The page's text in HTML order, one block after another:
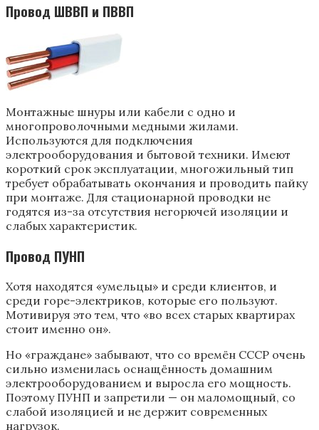
Провод ШВВП и ПВВП
Монтажные шнуры или кабели с одно и
многопроволочными медными жилами.
Используются для подключения
электрооборудования и бытовой техники. Имеют
короткий срок эксплуатации, многожильный тип
требует обрабатывать окончания и проводить пайку
при монтаже. Для стационарной проводки не
годятся из-за отсутствия негорючей изоляции и
слабых характеристик.
Провод ПУНП
Хотя находятся «умельцы» и среди клиентов, и
среди горе-электриков, которые его пользуют.
Мотивируя это тем, что «во всех старых квартирах
стоит именно он».
Но «граждане» забывают, что со времён СССР очень
сильно изменилась оснащённость домашним
электрооборудованием и выросла его мощность.
Поэтому ПУНП и запретили — он маломощный, со
слабой изоляцией и не держит современных
нагрузок.